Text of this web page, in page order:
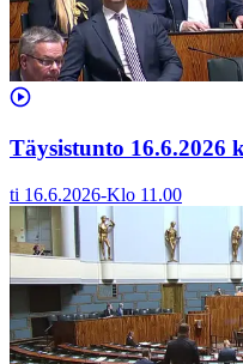
Täysistunto 16.6.2026
ti 16.6.2026-Klo 11.00